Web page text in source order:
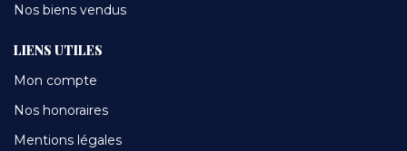
Nos biens vendus
LIENS UTILES
Mon compte
Nos honoraires
Mentions légales